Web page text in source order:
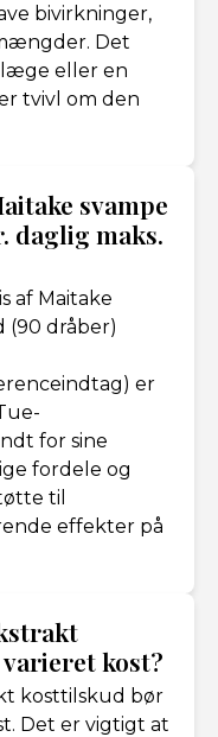
bivirkninger,
Det
eller en
tvivl om den
svampe
daglig maks.
af Maitake
(90 dråber)
er
for sine
fordele og
til
effekter på
kost?
kosttilskud bør
Det er vigtigt at